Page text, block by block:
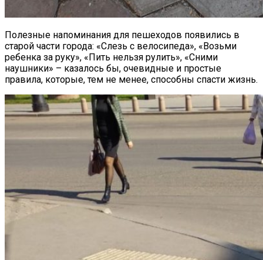
Полезные напоминания для пешеходов появились в
старой части города: «Слезь с велосипеда», «Возьми
ребенка за руку», «Пить нельзя рулить», «Сними
наушники» – казалось бы, очевидные и простые
правила, которые, тем не менее, способны спасти жизнь.